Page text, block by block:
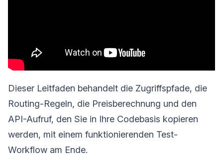
Dieser Leitfaden behandelt die Zugriffspfade, die
Routing-Regeln, die Preisberechnung und den
API-Aufruf, den Sie in Ihre Codebasis kopieren
werden, mit einem funktionierenden Test-
Workflow am Ende.